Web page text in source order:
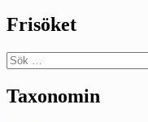
Frisöket
Sök
efter:
Taxonomin